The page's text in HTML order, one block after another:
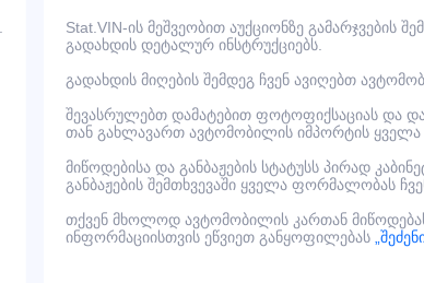
Stat.VIN-ის მეშვეობით აუქციონზე გამარჯვების
გადახდის დეტალურ ინსტრუქციებს.
გადახდის მიღების შემდეგ ჩვენ ავიღებთ
შევასრულებთ დამატებით ფოტოფიქსაციას და
თან გახლავართ ავტომობილის იმპორტის ყველა
მიწოდებისა და განბაჟების სტატუსს პირად
განბაჟების შემთხვევაში ყველა ფორმალობას
თქვენ მხოლოდ ავტომობილის კართან
ინფორმაციისთვის ეწვიეთ განყოფილებას